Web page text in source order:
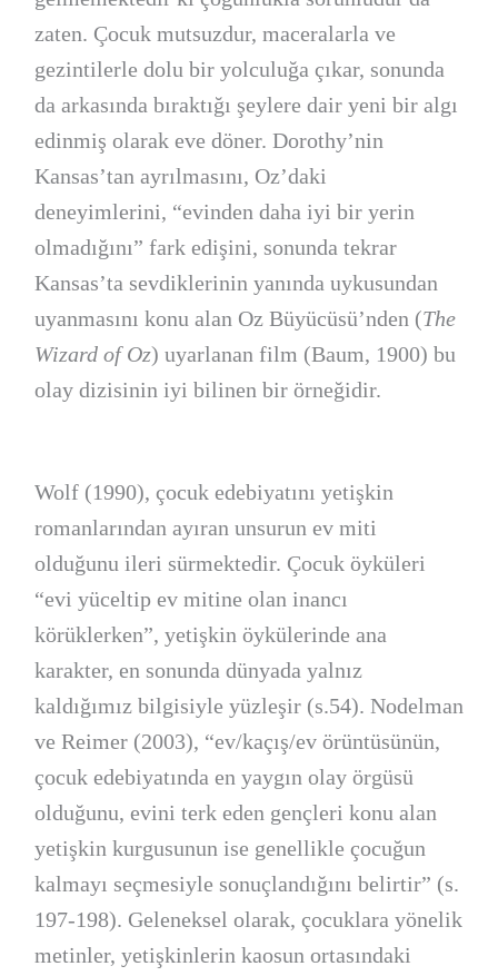
zaten. Çocuk mutsuzdur, maceralarla ve
gezintilerle dolu bir yolculuğa çıkar, sonunda
da arkasında bıraktığı şeylere dair yeni bir algı
edinmiş olarak eve döner. Dorothy’nin
Kansas’tan ayrılmasını, Oz’daki
deneyimlerini, “evinden daha iyi bir yerin
olmadığını” fark edişini, sonunda tekrar
Kansas’ta sevdiklerinin yanında uykusundan
uyanmasını konu alan Oz Büyücüsü’nden (The
Wizard of Oz) uyarlanan film (Baum, 1900) bu
olay dizisinin iyi bilinen bir örneğidir.
Wolf (1990), çocuk edebiyatını yetişkin
romanlarından ayıran unsurun ev miti
olduğunu ileri sürmektedir. Çocuk öyküleri
“evi yüceltip ev mitine olan inancı
körüklerken”, yetişkin öykülerinde ana
karakter, en sonunda dünyada yalnız
kaldığımız bilgisiyle yüzleşir (s.54). Nodelman
ve Reimer (2003), “ev/kaçış/ev örüntüsünün,
çocuk edebiyatında en yaygın olay örgüsü
olduğunu, evini terk eden gençleri konu alan
yetişkin kurgusunun ise genellikle çocuğun
kalmayı seçmesiyle sonuçlandığını belirtir” (s.
197-198). Geleneksel olarak, çocuklara yönelik
metinler, yetişkinlerin kaosun ortasındaki